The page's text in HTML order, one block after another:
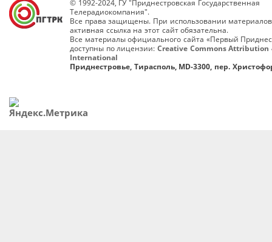
© 1992-2024, ГУ "Приднестровская Государственная
Телерадиокомпания".
Все права защищены. При использовании
активная ссылка на этот сайт обязательна.
Все материалы официального сайта «Первый
доступны по лицензии: Creative Commons Attribution
International
Приднестровье, Тирасполь, MD-3300, пер.